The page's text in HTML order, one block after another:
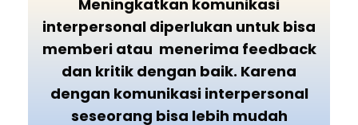
Meningkatkan komunikasi
interpersonal diperlukan untuk bisa
memberi atau menerima feedback
dan kritik dengan baik. Karena
dengan komunikasi interpersonal
seseorang bisa lebih mudah